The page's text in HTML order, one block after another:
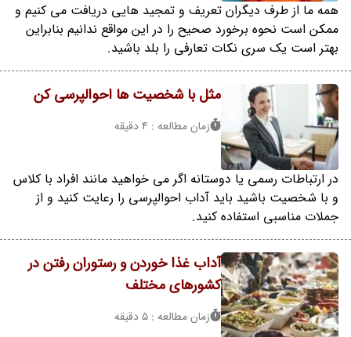
همه ما از طرف دیگران تعریف و تمجید هایی دریافت می کنیم و
ممکن است نحوه برخورد صحیح را در این مواقع ندانیم بنابراین
بهتر است یک سری نکات تعارفی را بلد باشید.
مثل با شخصیت ها احوالپرسی کن
زمان مطالعه : 4 دقیقه
در ارتباطات رسمی یا دوستانه اگر می خواهید مانند افراد با کلاس
و با شخصیت باشید باید آداب احوالپرسی را رعایت کنید و از
جملات مناسبی استفاده کنید.
آداب غذا خوردن و رستوران رفتن در
کشورهای مختلف
زمان مطالعه : 5 دقیقه